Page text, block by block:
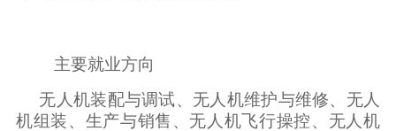
主要就业方向
无人机装配与调试、无人机维护与维修、无人
机组装、生产与销售、无人机飞行操控、无人机